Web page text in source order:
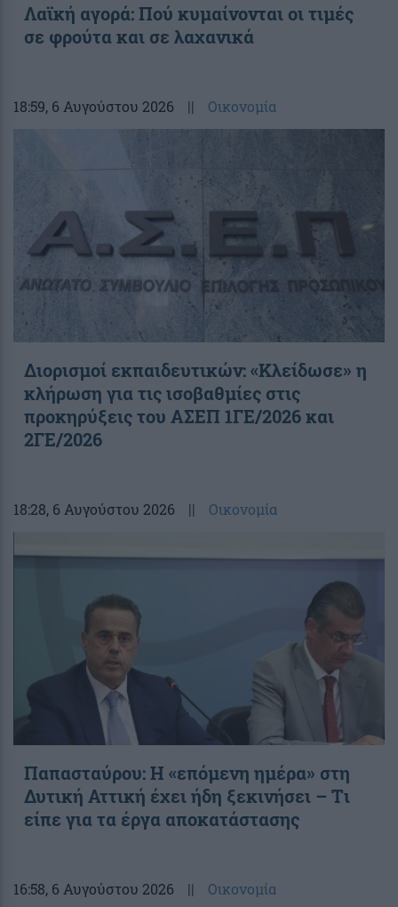
Λαϊκή αγορά: Πού κυμαίνονται οι τιμές
σε φρούτα και σε λαχανικά
18:59, 6 Αυγούστου 2026 || Οικονομία
Διορισμοί εκπαιδευτικών: «Κλείδωσε» η
κλήρωση για τις ισοβαθμίες στις
προκηρύξεις του ΑΣΕΠ 1ΓΕ/2026 και
2ΓΕ/2026
18:28, 6 Αυγούστου 2026 || Οικονομία
Παπασταύρου: Η «επόμενη ημέρα» στη
Δυτική Αττική έχει ήδη ξεκινήσει – Tι
είπε για τα έργα αποκατάστασης
16:58, 6 Αυγούστου 2026 || Οικονομία